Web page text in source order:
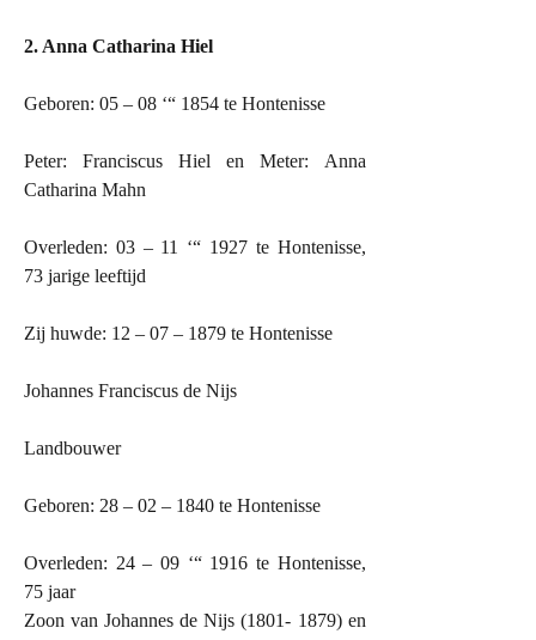
2. Anna Catharina Hiel
Geboren: 05 – 08 ‘“ 1854 te Hontenisse
Peter: Franciscus Hiel en Meter: Anna
Catharina Mahn
Overleden: 03 – 11 ‘“ 1927 te Hontenisse,
73 jarige leeftijd
Zij huwde: 12 – 07 – 1879 te Hontenisse
Johannes Franciscus de Nijs
Landbouwer
Geboren: 28 – 02 – 1840 te Hontenisse
Overleden: 24 – 09 ‘“ 1916 te Hontenisse,
75 jaar
Zoon van Johannes de Nijs (1801- 1879) en